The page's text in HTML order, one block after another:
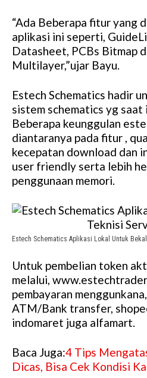
“Ada Beberapa fitur yang
aplikasi ini seperti,
Datasheet, PCBs Bitmap
Multilayer,”ujar Bayu.
Estech Schematics hadir
sistem schematics yg saat
Beberapa keunggulan
diantaranya pada fitur ,
kecepatan download dan
user friendly serta lebih
penggunaan memori.
Estech Schematics Aplikasi Lokal Untuk
Untuk pembelian token
melalui,
pembayaran
ATM/Bank transfer,
indomaret juga alfamart.
Baca Juga:4 Tips
Dicas, Bisa Cek Kondisi